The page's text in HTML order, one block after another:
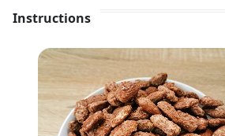
Instructions